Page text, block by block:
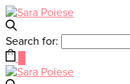
Search for: